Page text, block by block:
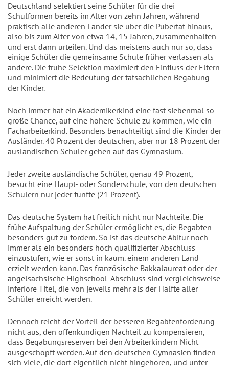
Deutschland selektiert seine Schüler für die drei
Schulformen bereits im Alter von zehn Jahren, während
praktisch alle anderen Länder sie über die Pubertät hinaus,
also bis zum Alter von etwa 14, 15 Jahren, zusammenhalten
und erst dann urteilen. Und das meistens auch nur so, dass
einige Schüler die gemeinsame Schule früher verlassen als
andere. Die frühe Selektion maximiert den Einfluss der Eltern
und minimiert die Bedeutung der tatsächlichen Begabung
der Kinder.
Noch immer hat ein Akademikerkind eine fast siebenmal so
große Chance, auf eine höhere Schule zu kommen, wie ein
Facharbeiterkind. Besonders benachteiligt sind die Kinder der
Ausländer. 40 Prozent der deutschen, aber nur 18 Prozent der
ausländischen Schüler gehen auf das Gymnasium.
Jeder zweite ausländische Schüler, genau 49 Prozent,
besucht eine Haupt- oder Sonderschule, von den deutschen
Schülern nur jeder fünfte (21 Prozent).
Das deutsche System hat freilich nicht nur Nachteile. Die
frühe Aufspaltung der Schüler ermöglicht es, die Begabten
besonders gut zu fördern. So ist das deutsche Abitur noch
immer als ein besonders hoch qualifizierter Abschluss
einzustufen, wie er sonst in kaum. einem anderen Land
erzielt werden kann. Das französische Bakkalaureat oder der
angelsächsische Highschool-Abschluss sind vergleichsweise
inferiore Titel, die von jeweils mehr als der Hälfte aller
Schüler erreicht werden.
Dennoch reicht der Vorteil der besseren Begabtenförderung
nicht aus, den offenkundigen Nachteil zu kompensieren,
dass Begabungsreserven bei den Arbeiterkindern Nicht
ausgeschöpft werden. Auf den deutschen Gymnasien finden
sich viele, die dort eigentlich nicht hingehören, und unter